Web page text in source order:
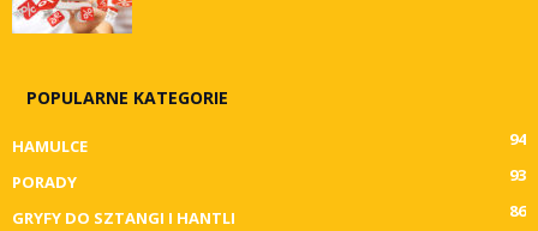
POPULARNE KATEGORIE
HAMULCE
94
PORADY
93
GRYFY DO SZTANGI I HANTLI
86